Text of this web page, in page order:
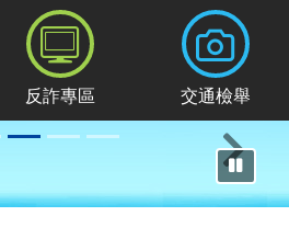
反詐專區
反詐專區
交通檢舉
交通檢舉
暫停輪
下一則